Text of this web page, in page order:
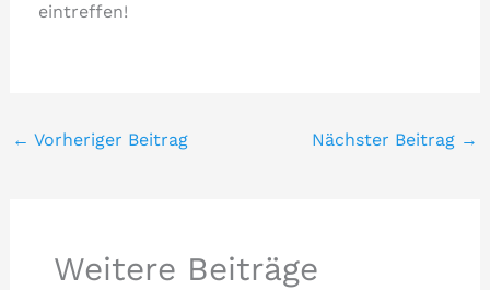
eintreffen!
← Vorheriger Beitrag Nächster Beitrag →
Weitere Beiträge